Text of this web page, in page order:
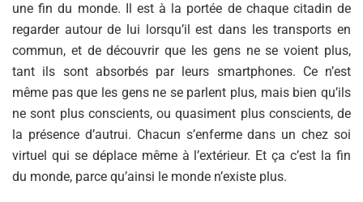
une fin du monde. Il est à la portée de chaque citadin de
regarder autour de lui lorsqu’il est dans les transports en
commun, et de découvrir que les gens ne se voient plus,
tant ils sont absorbés par leurs smartphones. Ce n’est
même pas que les gens ne se parlent plus, mais bien qu’ils
ne sont plus conscients, ou quasiment plus conscients, de
la présence d’autrui. Chacun s’enferme dans un chez soi
virtuel qui se déplace même à l’extérieur. Et ça c’est la fin
du monde, parce qu’ainsi le monde n’existe plus.